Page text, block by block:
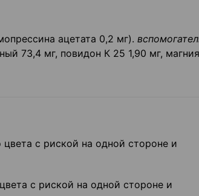
ацетата 0,2 мг).
73,4 мг, повидон К 25 1,90 мг, магния
с риской на одной стороне и
с риской на одной стороне и